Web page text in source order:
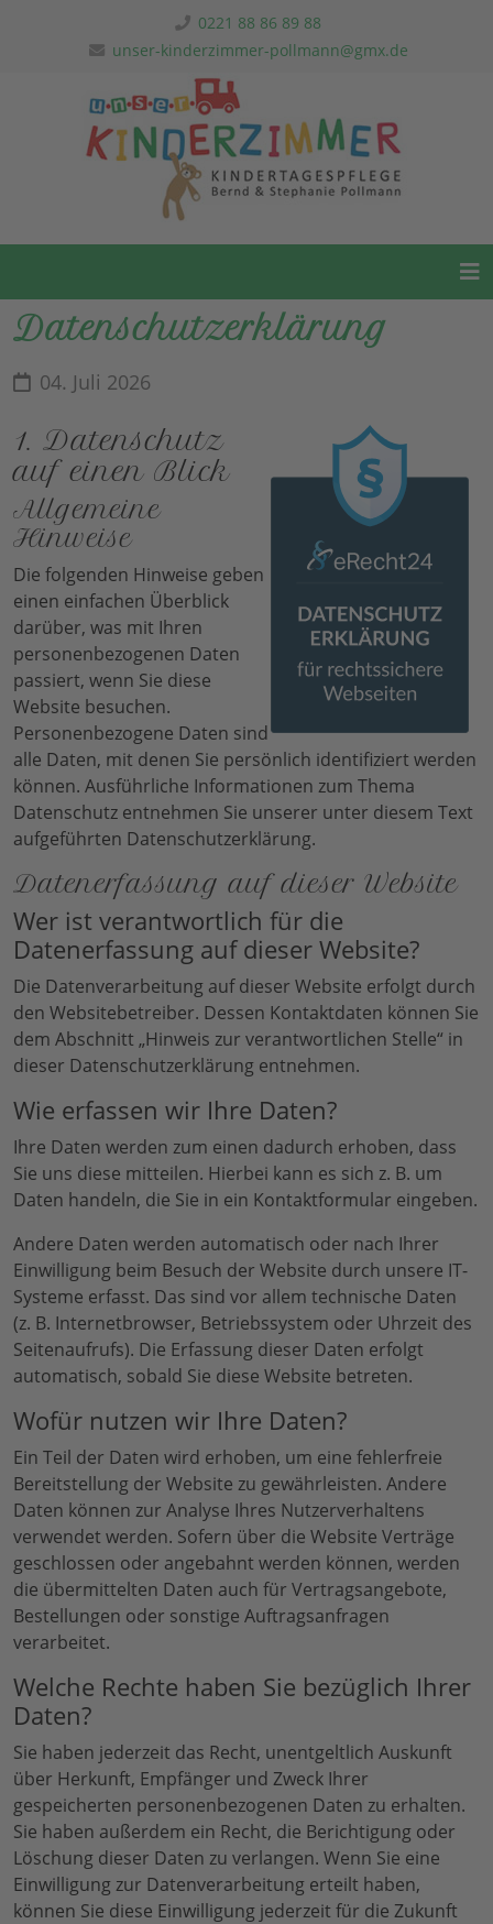
0221 88 86 89 88
unser-kinderzimmer-pollmann@gmx.de
Datenschutzerklärung
04. Juli 2026
1. Datenschutz
auf einen Blick
Allgemeine
Hinweise
Die folgenden Hinweise geben
einen einfachen Überblick
darüber, was mit Ihren
personenbezogenen Daten
passiert, wenn Sie diese
Website besuchen.
Personenbezogene Daten sind
alle Daten, mit denen Sie persönlich identifiziert werden
können. Ausführliche Informationen zum Thema
Datenschutz entnehmen Sie unserer unter diesem Text
aufgeführten Datenschutzerklärung.
Datenerfassung auf dieser Website
Wer ist verantwortlich für die
Datenerfassung auf dieser Website?
Die Datenverarbeitung auf dieser Website erfolgt durch
den Websitebetreiber. Dessen Kontaktdaten können Sie
dem Abschnitt „Hinweis zur verantwortlichen Stelle“ in
dieser Datenschutzerklärung entnehmen.
Wie erfassen wir Ihre Daten?
Ihre Daten werden zum einen dadurch erhoben, dass
Sie uns diese mitteilen. Hierbei kann es sich z. B. um
Daten handeln, die Sie in ein Kontaktformular eingeben.
Andere Daten werden automatisch oder nach Ihrer
Einwilligung beim Besuch der Website durch unsere IT-
Systeme erfasst. Das sind vor allem technische Daten
(z. B. Internetbrowser, Betriebssystem oder Uhrzeit des
Seitenaufrufs). Die Erfassung dieser Daten erfolgt
automatisch, sobald Sie diese Website betreten.
Wofür nutzen wir Ihre Daten?
Ein Teil der Daten wird erhoben, um eine fehlerfreie
Bereitstellung der Website zu gewährleisten. Andere
Daten können zur Analyse Ihres Nutzerverhaltens
verwendet werden. Sofern über die Website Verträge
geschlossen oder angebahnt werden können, werden
die übermittelten Daten auch für Vertragsangebote,
Bestellungen oder sonstige Auftragsanfragen
verarbeitet.
Welche Rechte haben Sie bezüglich Ihrer
Daten?
Sie haben jederzeit das Recht, unentgeltlich Auskunft
über Herkunft, Empfänger und Zweck Ihrer
gespeicherten personenbezogenen Daten zu erhalten.
Sie haben außerdem ein Recht, die Berichtigung oder
Löschung dieser Daten zu verlangen. Wenn Sie eine
Einwilligung zur Datenverarbeitung erteilt haben,
können Sie diese Einwilligung jederzeit für die Zukunft